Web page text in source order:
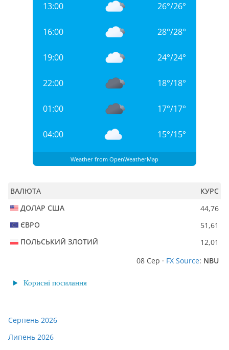
13:00 26°/26°
16:00 28°/28°
19:00 24°/24°
22:00 18°/18°
01:00 17°/17°
04:00 15°/15°
Weather from OpenWeatherMap
ВАЛЮТА
КУРС
ДОЛАР США
44,76
ЄВРО
51,61
ПОЛЬСЬКИЙ ЗЛОТИЙ
12,01
08 Сер · FX Source: NBU
Корисні посилання
Серпень 2026
Липень 2026